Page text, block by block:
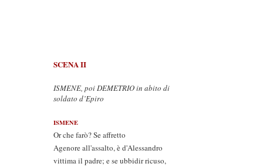
SCENA II
ISMENE, poi DEMETRIO in abito di
soldato d’Epiro
ISMENE
Or che farò? Se affretto
Agenore all'assalto, è d'Alessandro
vittima il padre; e se ubbidir ricuso,